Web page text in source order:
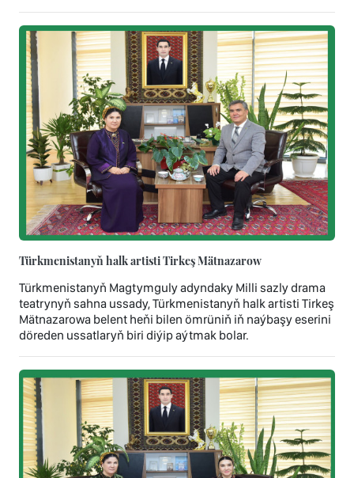
Türkmenistanyň halk artisti Tirkeş Mätnazarow
Türkmenistanyň Magtymguly adyndaky Milli sazly drama
teatrynyň sahna ussady, Türkmenistanyň halk artisti Tirkeş
Mätnazarowa belent heňi bilen ömrüniň iň naýbaşy eserini
döreden ussatlaryň biri diýip aýtmak bolar.